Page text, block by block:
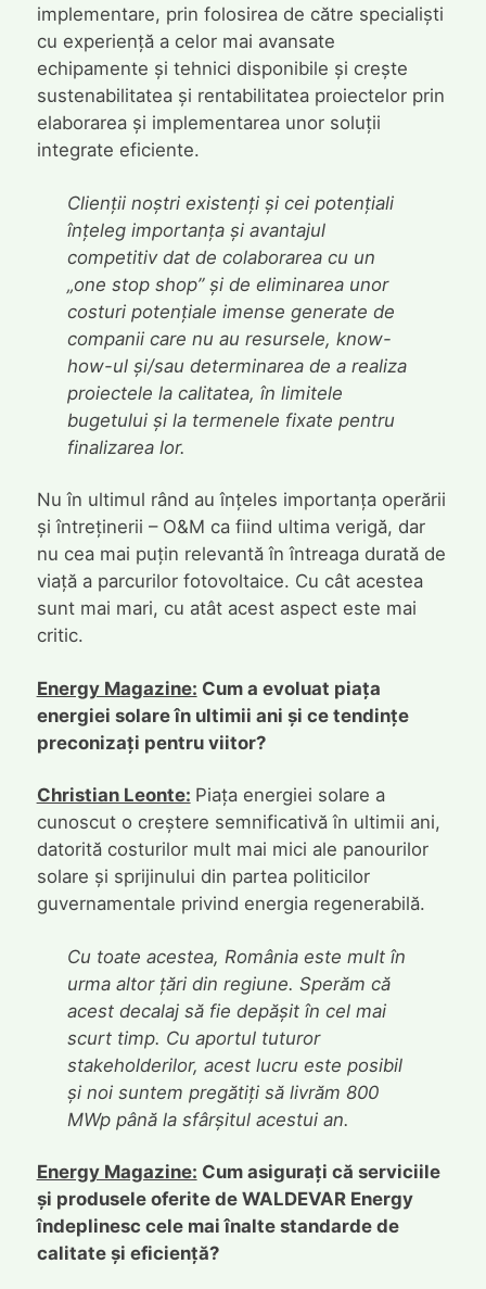
implementare, prin folosirea de către specialiști
cu experiență a celor mai avansate
echipamente și tehnici disponibile și crește
sustenabilitatea și rentabilitatea proiectelor prin
elaborarea și implementarea unor soluții
integrate eficiente.
Clienții noștri existenți și cei potențiali
înțeleg importanța și avantajul
competitiv dat de colaborarea cu un
„one stop shop” și de eliminarea unor
costuri potențiale imense generate de
companii care nu au resursele, know-
how-ul și/sau determinarea de a realiza
proiectele la calitatea, în limitele
bugetului și la termenele fixate pentru
finalizarea lor.
Nu în ultimul rând au înțeles importanța operării
și întreținerii – O&M ca fiind ultima verigă, dar
nu cea mai puțin relevantă în întreaga durată de
viață a parcurilor fotovoltaice. Cu cât acestea
sunt mai mari, cu atât acest aspect este mai
critic.
Energy Magazine: Cum a evoluat piața
energiei solare în ultimii ani și ce tendințe
preconizați pentru viitor?
Christian Leonte: Piața energiei solare a
cunoscut o creștere semnificativă în ultimii ani,
datorită costurilor mult mai mici ale panourilor
solare și sprijinului din partea politicilor
guvernamentale privind energia regenerabilă.
Cu toate acestea, România este mult în
urma altor țări din regiune. Sperăm că
acest decalaj să fie depășit în cel mai
scurt timp. Cu aportul tuturor
stakeholderilor, acest lucru este posibil
și noi suntem pregătiți să livrăm 800
MWp până la sfârșitul acestui an.
Energy Magazine: Cum asigurați că serviciile
și produsele oferite de WALDEVAR Energy
îndeplinesc cele mai înalte standarde de
calitate și eficiență?